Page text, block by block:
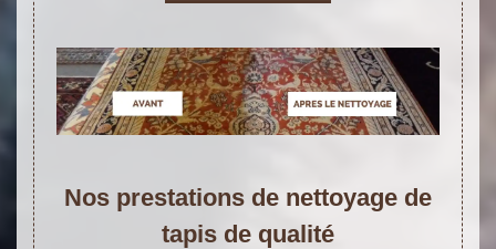
Nos prestations de nettoyage de
tapis de qualité